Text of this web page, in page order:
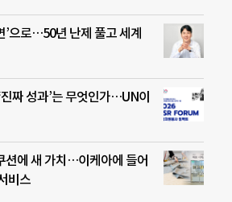
’으로…50년 난제 풀고 세계
짜 성과’는 무엇인가…UN이
션에 새 가치…이케아에 들어
비스